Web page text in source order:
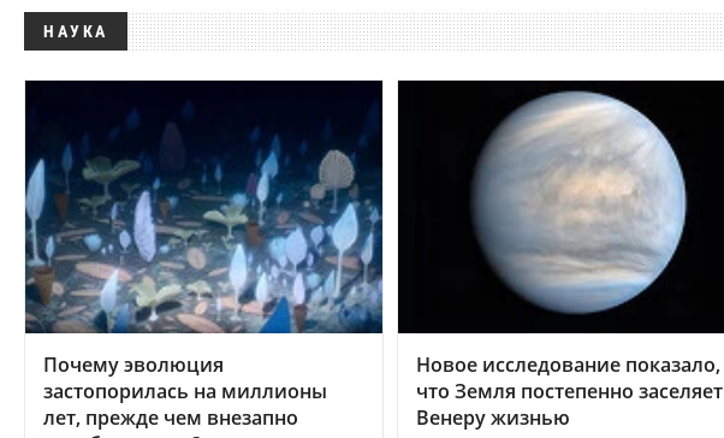
НАУКА
Почему эволюция
застопорилась на миллионы
лет, прежде чем внезапно
Новое исследование показало,
что Земля постепенно заселяет
Венеру жизнью